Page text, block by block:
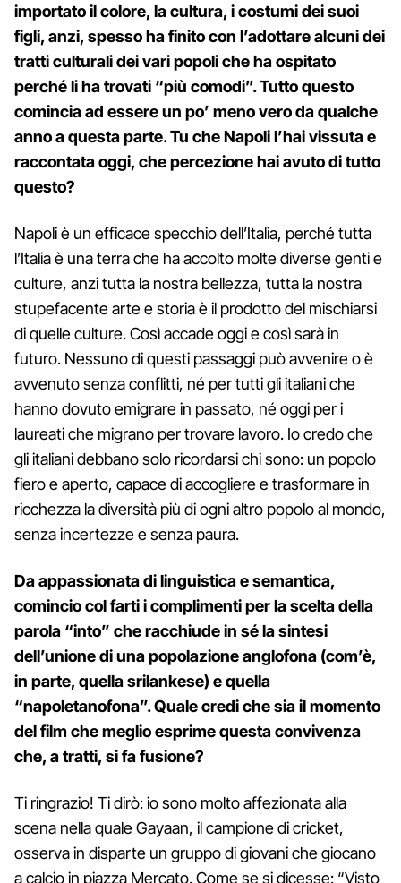
importato il colore, la cultura, i costumi dei suoi
figli, anzi, spesso ha finito con l’adottare alcuni dei
tratti culturali dei vari popoli che ha ospitato
perché li ha trovati “più comodi”. Tutto questo
comincia ad essere un po’ meno vero da qualche
anno a questa parte. Tu che Napoli l’hai vissuta e
raccontata oggi, che percezione hai avuto di tutto
questo?
Napoli è un efficace specchio dell’Italia, perché tutta
l’Italia è una terra che ha accolto molte diverse genti e
culture, anzi tutta la nostra bellezza, tutta la nostra
stupefacente arte e storia è il prodotto del mischiarsi
di quelle culture. Così accade oggi e così sarà in
futuro. Nessuno di questi passaggi può avvenire o è
avvenuto senza conflitti, né per tutti gli italiani che
hanno dovuto emigrare in passato, né oggi per i
laureati che migrano per trovare lavoro. Io credo che
gli italiani debbano solo ricordarsi chi sono: un popolo
fiero e aperto, capace di accogliere e trasformare in
ricchezza la diversità più di ogni altro popolo al mondo,
senza incertezze e senza paura.
Da appassionata di linguistica e semantica,
comincio col farti i complimenti per la scelta della
parola “into” che racchiude in sé la sintesi
dell’unione di una popolazione anglofona (com’è,
in parte, quella srilankese) e quella
“napoletanofona”. Quale credi che sia il momento
del film che meglio esprime questa convivenza
che, a tratti, si fa fusione?
Ti ringrazio! Ti dirò: io sono molto affezionata alla
scena nella quale Gayaan, il campione di cricket,
osserva in disparte un gruppo di giovani che giocano
a calcio in piazza Mercato. Come se si dicesse: “Visto